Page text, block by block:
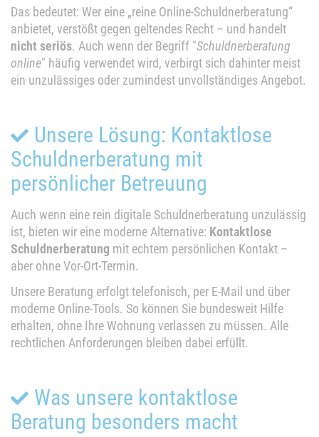
Das bedeutet: Wer eine „reine Online-Schuldnerberatung“
anbietet, verstößt gegen geltendes Recht – und handelt
nicht seriös. Auch wenn der Begriff "Schuldnerberatung
online" häufig verwendet wird, verbirgt sich dahinter meist
ein unzulässiges oder zumindest unvollständiges Angebot.
Unsere Lösung: Kontaktlose
Schuldnerberatung mit
persönlicher Betreuung
Auch wenn eine rein digitale Schuldnerberatung unzulässig
ist, bieten wir eine moderne Alternative: Kontaktlose
Schuldnerberatung mit echtem persönlichen Kontakt –
aber ohne Vor-Ort-Termin.
Unsere Beratung erfolgt telefonisch, per E-Mail und über
moderne Online-Tools. So können Sie bundesweit Hilfe
erhalten, ohne Ihre Wohnung verlassen zu müssen. Alle
rechtlichen Anforderungen bleiben dabei erfüllt.
Was unsere kontaktlose
Beratung besonders macht